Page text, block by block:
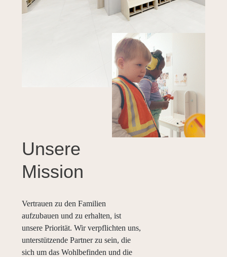
Unsere
Mission
Vertrauen zu den Familien
aufzubauen und zu erhalten, ist
unsere Priorität. Wir verpflichten uns,
unterstützende Partner zu sein, die
sich um das Wohlbefinden und die